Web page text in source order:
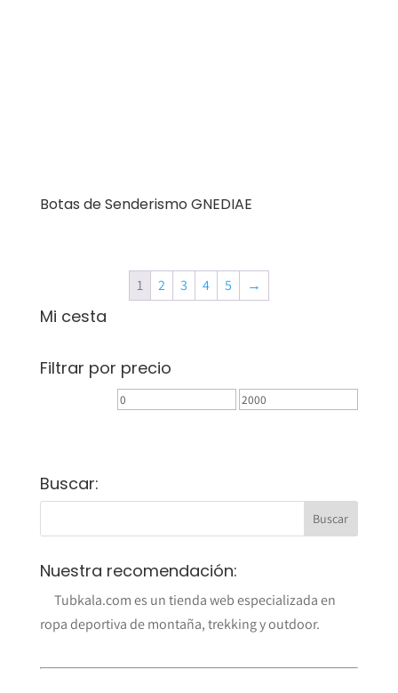
Botas de Senderismo GNEDIAE
1 2 3 4 5 →
Mi cesta
Filtrar por precio
Precio
Precio
Buscar:
Nuestra recomendación:
Tubkala.com es un tienda web especializada en
ropa deportiva de montaña, trekking y outdoor.